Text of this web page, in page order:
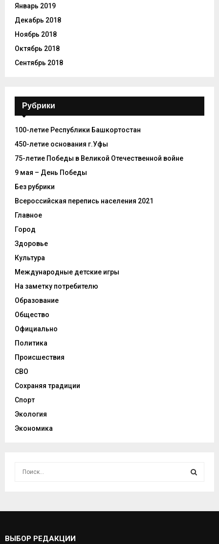
Январь 2019
Декабрь 2018
Ноябрь 2018
Октябрь 2018
Сентябрь 2018
Рубрики
100-летие Республики Башкортостан
450-летие основания г.Уфы
75-летие Победы в Великой Отечественной войне
9 мая – День Победы
Без рубрики
Всероссийская перепись населения 2021
Главное
Город
Здоровье
Культура
Международные детские игры
На заметку потребителю
Образование
Общество
Официально
Политика
Происшествия
СВО
Сохраняя традиции
Спорт
Экология
Экономика
С
ВЫБОР РЕДАКЦИИ